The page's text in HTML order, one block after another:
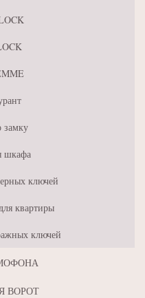
шкафа
ключей
квартиры
ключей
ВОРОТ